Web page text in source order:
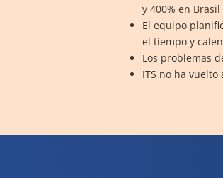
y 400% en Brasil
El equipo
el tiempo y
Los problemas
ITS no ha